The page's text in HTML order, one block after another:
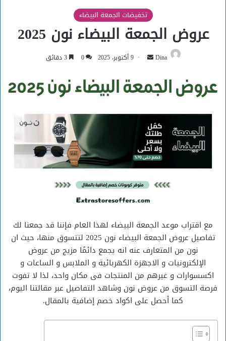
تخفيضات الجمعة البيضاء
عروض الجمعة البيضاء نون 2025
Dina
أرسل
إلكترونيا
9 أكتوبر، 2025 0 3 دقائق
مع اقتراب موعد الجمعة البيضاء لهذا العام فإننا قد جمعنا لك
تفاصيل عروض الجمعة البيضاء نون 2025 لتتسوق منها، حيث ان
نون من المتعارف عنه انه يجمع دائمًا مزيج من عروض
الإلكترونيات و الاجهزة الكهربائية و الملابس و الساعات و
اكسسوارات و غيرهم من المنتجات فى مكان واحد، لذا لا تفوت
فرصة التسوق من عروض نون وشاهد التفاصيل عبر مقالتنا اليوم،
كما أحصل على اكواد خصم إضافية بالمقال.